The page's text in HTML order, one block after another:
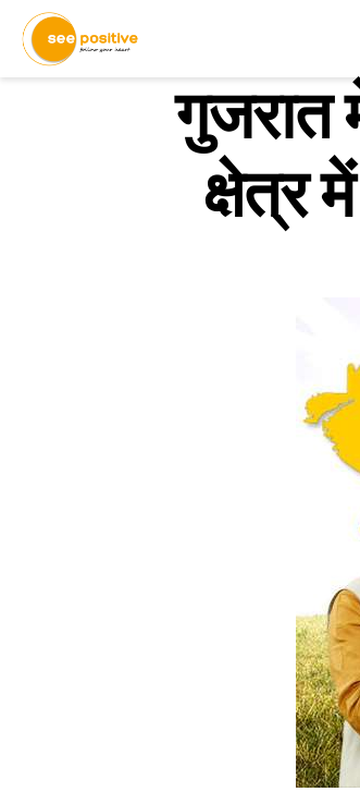
गुजरात
क्षेत्र